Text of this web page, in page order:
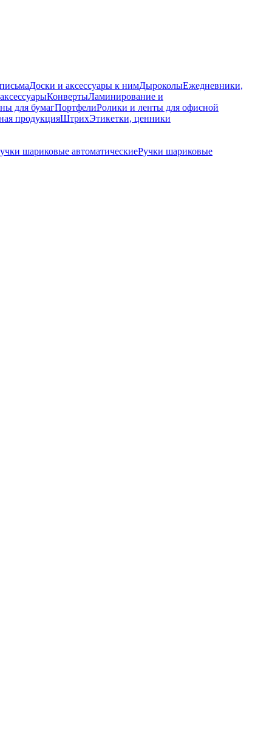
Доски и аксессуары к нимДыроколыЕжедневники,
КонвертыЛаминирование и
для бумагПортфелиРолики и ленты для офисной
продукцияШтрихЭтикетки, ценники
шариковые автоматическиеРучки шариковые